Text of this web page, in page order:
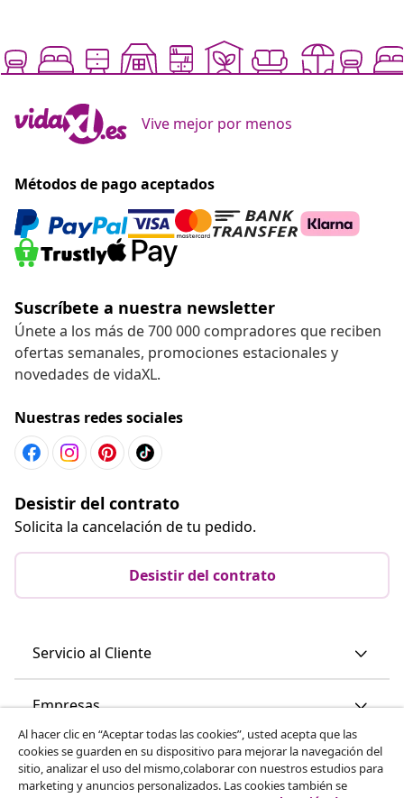
Vive mejor por menos
Métodos de pago aceptados
Suscríbete a nuestra newsletter
Únete a los más de 700 000 compradores que reciben
ofertas semanales, promociones estacionales y
novedades de vidaXL.
Nuestras redes sociales
Desistir del contrato
Solicita la cancelación de tu pedido.
Desistir del contrato
Servicio al Cliente
Empresas
vidaXL
Al hacer clic en “Aceptar todas las cookies”, usted acepta que las
cookies se guarden en su dispositivo para mejorar la navegación del
sitio, analizar el uso del mismo,colaborar con nuestros estudios para
marketing y anuncios personalizados. Las cookies también se